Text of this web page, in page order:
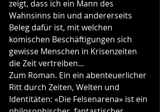
zeigt, dass ich ein Mann des
Wahnsinns bin und andererseits
Beleg dafür ist, mit welchen
komischen Beschäftigungen sich
gewisse Menschen in Krisenzeiten
die Zeit vertreiben...
Zum Roman. Ein ein abenteuerlicher
Ritt durch Zeiten, Welten und
Identitäten: «Die Felsenarena» ist ein